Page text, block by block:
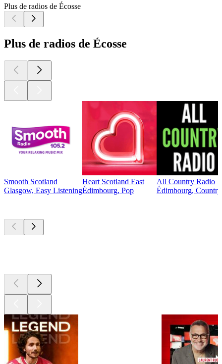
Plus de radios de Écosse
Plus de radios de Écosse
Smooth Scotland
Glasgow, Easy Listening
Heart Scotland East
Édimbourg, Pop
All Country Radio
Édimbourg,